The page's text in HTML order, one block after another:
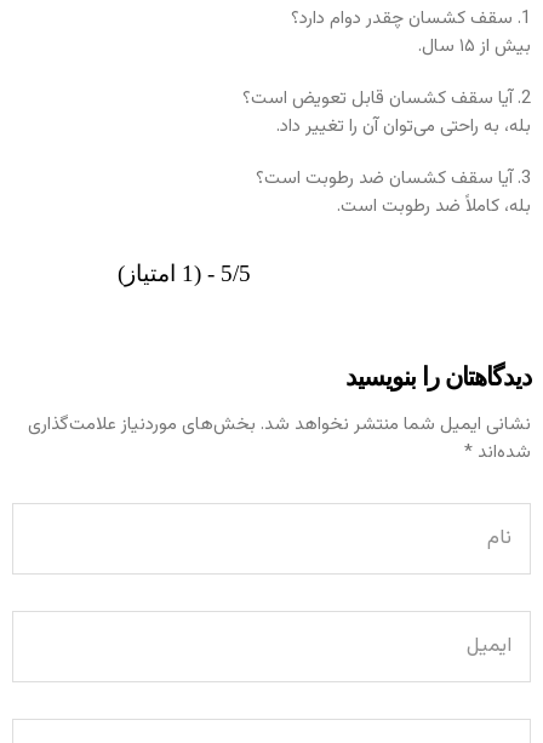
1. سقف کشسان چقدر دوام دارد؟
بیش از ۱۵ سال.
2. آیا سقف کشسان قابل تعویض است؟
بله، به راحتی می‌توان آن را تغییر داد.
3. آیا سقف کشسان ضد رطوبت است؟
بله، کاملاً ضد رطوبت است.
5/5 - (1 امتیاز)
دیدگاهتان را بنویسید
نشانی ایمیل شما منتشر نخواهد شد. بخش‌های موردنیاز علامت‌گذاری
شده‌اند *